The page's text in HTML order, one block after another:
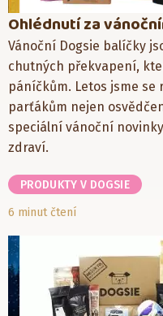
Ohlédnutí za
Vánoční Dogsie balíčky
chutných překvapení,
páníčkům. Letos jsme
parťákům nejen
speciální vánoční
zdraví.
PRODUKTY V DOGSIE
6 minut čtení